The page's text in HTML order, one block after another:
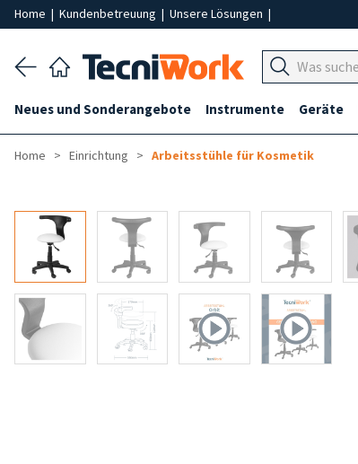
Home | Kundenbetreuung | Unsere Lösungen |
Neues und Sonderangebote Instrumente Geräte
Home Einrichtung Arbeitsstühle für Kosmetik